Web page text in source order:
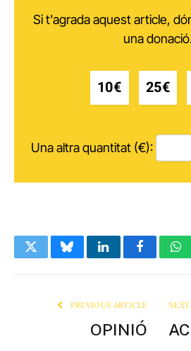
Si t'agrada aquest article,
una
10€ 25€
Una altra quantitat (€):
TwitterBlueskyLinkedInFacebook
PREVIOUS ARTICLE
OPINIÓ